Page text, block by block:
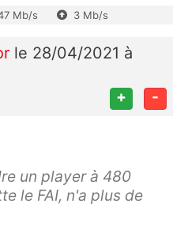
Mb/s 3 Mb/s
le 28/04/2021 à
+ -
un player à 480
le FAI, n'a plus de